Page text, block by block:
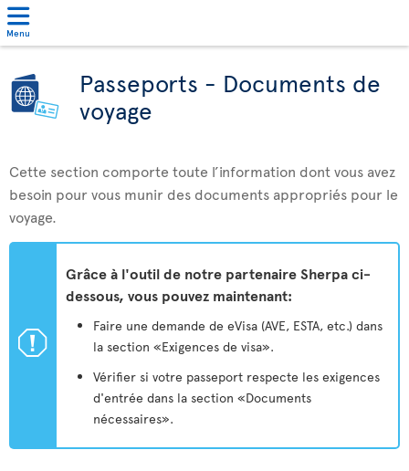
Menu
Passeports - Documents de
voyage
Cette section comporte toute l’information dont vous avez
besoin pour vous munir des documents appropriés pour le
voyage.
ü
Grâce à l'outil de notre partenaire Sherpa ci-
dessous, vous pouvez maintenant:
Faire une demande de eVisa (AVE, ESTA, etc.) dans
la section «Exigences de visa».
Vérifier si votre passeport respecte les exigences
d'entrée dans la section «Documents
nécessaires».